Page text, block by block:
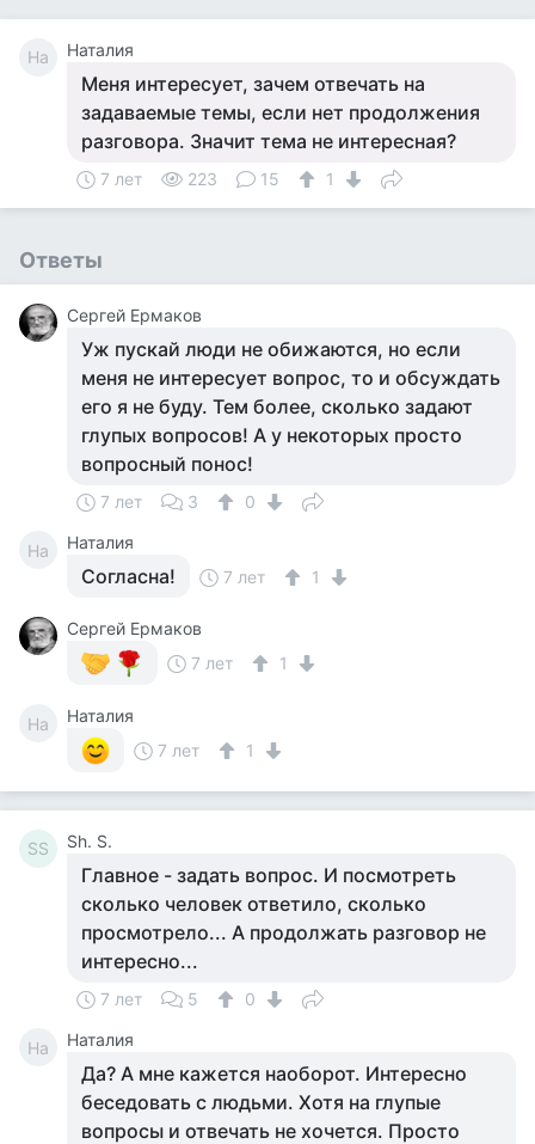
На Наталия
Меня интересует, зачем отвечать на
задаваемые темы, если нет продолжения
разговора. Значит тема не интересная?
7 лет 223 15 1
Ответы
Сергей Ермаков
Уж пускай люди не обижаются, но если
меня не интересует вопрос, то и обсуждать
его я не буду. Тем более, сколько задают
глупых вопросов! А у некоторых просто
вопросный понос!
7 лет 3 0
На Наталия
Согласна! 7 лет 1
Сергей Ермаков
7 лет
1
На
Наталия
7 лет
1
SS Sh. S.
Главное - задать вопрос. И посмотреть
сколько человек ответило, сколько
просмотрело... А продолжать разговор не
интересно...
7 лет 5 0
На Наталия
Да? А мне кажется наоборот. Интересно
беседовать с людьми. Хотя на глупые
вопросы и отвечать не хочется. Просто